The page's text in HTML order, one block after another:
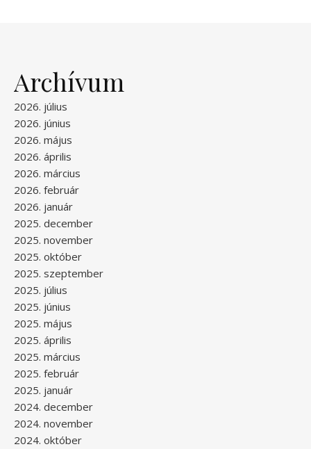
Archívum
2026. július
2026. június
2026. május
2026. április
2026. március
2026. február
2026. január
2025. december
2025. november
2025. október
2025. szeptember
2025. július
2025. június
2025. május
2025. április
2025. március
2025. február
2025. január
2024. december
2024. november
2024. október